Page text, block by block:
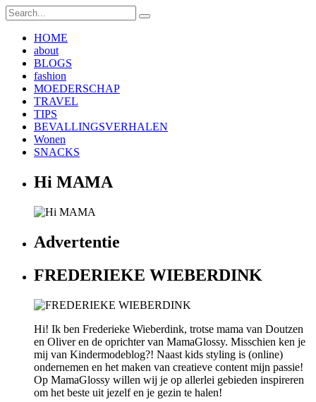
HOME
about
BLOGS
fashion
MOEDERSCHAP
TRAVEL
TIPS
BEVALLINGSVERHALEN
Wonen
SNACKS
Hi MAMA
Advertentie
FREDERIEKE WIEBERDINK
Hi! Ik ben Frederieke Wieberdink, trotse mama van Doutzen
en Oliver en de oprichter van MamaGlossy. Misschien ken je
mij van Kindermodeblog?! Naast kids styling is (online)
ondernemen en het maken van creatieve content mijn passie!
Op MamaGlossy willen wij je op allerlei gebieden inspireren
om het beste uit jezelf en je gezin te halen!